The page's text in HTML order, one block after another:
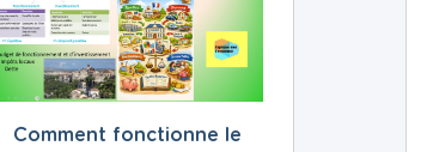
Comment fonctionne le